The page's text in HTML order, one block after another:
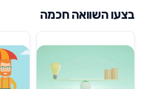
בצעו השוואה חכמה